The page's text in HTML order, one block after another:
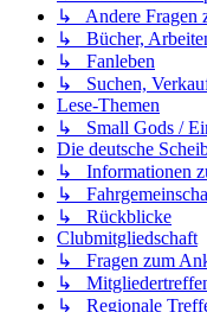
↳ Andere Fragen
↳ Bücher,
↳ Fanleben
↳ Suchen,
Lese-Themen
↳ Small Gods /
Die deutsche
↳ Informationen
↳
↳ Rückblicke
Clubmitgliedschaft
↳ Fragen zum
↳
↳ Regionale